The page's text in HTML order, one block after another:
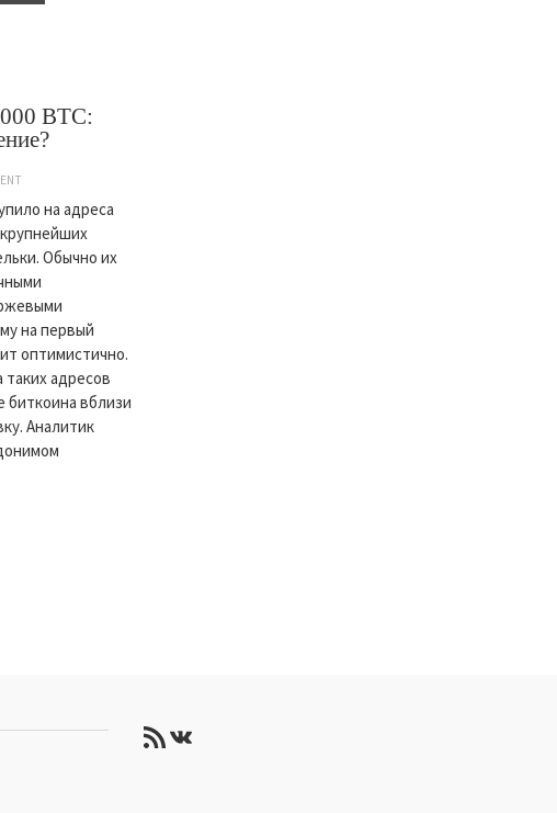
BTC:
на адреса
Обычно их
на первый
оптимистично.
адресов
биткоина вблизи
Аналитик
RSS-лентаВКонтакте